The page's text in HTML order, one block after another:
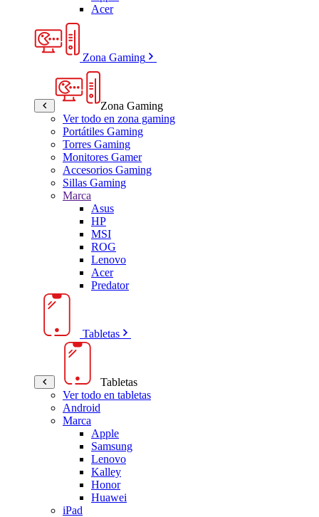
Acer
Zona Gaming
Zona Gaming
Ver todo en zona gaming
Portátiles Gaming
Torres Gaming
Monitores Gamer
Accesorios Gaming
Sillas Gaming
Marca
Asus
HP
MSI
ROG
Lenovo
Acer
Predator
Tabletas
Tabletas
Ver todo en tabletas
Android
Marca
Apple
Samsung
Lenovo
Kalley
Honor
Huawei
iPad